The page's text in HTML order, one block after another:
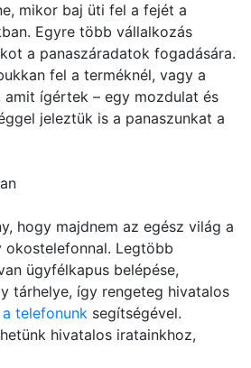
mikor baj üti fel a fejét a
Egyre több vállalkozás
a panaszáradatok fogadására.
fel a terméknél, vagy a
amit ígértek – egy mozdulat és
jeleztük is a panaszunkat a
hogy majdnem az egész világ a
okostelefonnal. Legtöbb
ügyfélkapus belépése,
tárhelye, így rengeteg hivatalos
a telefonunk segítségével.
hivatalos iratainkhoz,